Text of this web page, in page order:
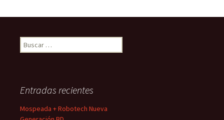
Buscar:
Entradas recientes
Mospeada + Robotech Nueva